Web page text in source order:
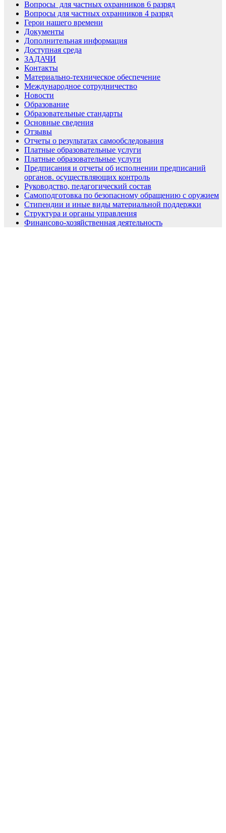
Вопросы для частных охранников 6 разряд
Вопросы для частных охранников 4 разряд
Герои нашего времени
Документы
Дополнительная информация
Доступная среда
ЗАДАЧИ
Контакты
Материально-техническое обеспечение
Международное сотрудничество
Новости
Образование
Образовательные стандарты
Основные сведения
Отзывы
Отчеты о результатах самообследования
Платные образовательные услуги
Платные образовательные услуги
Предписания и отчеты об исполнении предписаний
органов. осуществляющих контроль
Руководство, педагогический состав
Самоподготовка по безопасному обращению с оружием
Стипендии и иные виды материальной поддержки
Структура и органы управления
Финансово-хозяйственная деятельность